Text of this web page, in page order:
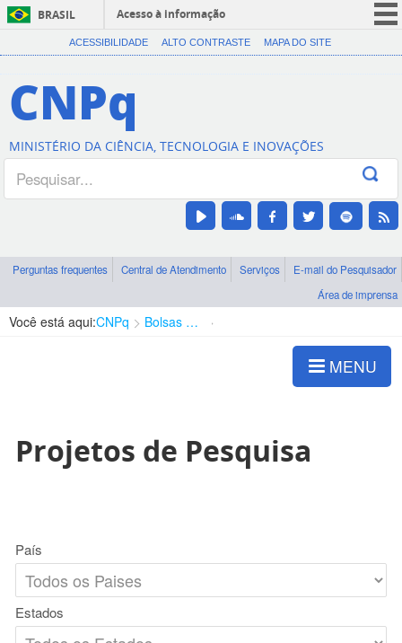
BRASIL
Acesso à informação
CORONAVÍRUS (COVID-19)
Canais
ACESSIBILIDADE ALTO CONTRASTE MAPA DO SITE
CNPq
MINISTÉRIO DA CIÊNCIA, TECNOLOGIA E INOVAÇÕES
Perguntas frequentes Central de Atendimento Serviços
E-mail do Pesquisador
Área de imprensa
Você está aqui:CNPq Bolsas e Auxílios Vigentes
MENU
Projetos de Pesquisa
País
Estados